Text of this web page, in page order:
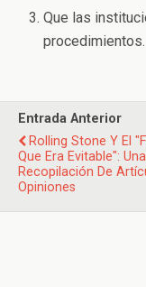
Que las
procedimientos.
Entrada Anterior
Rolling Stone Y El
Que Era Evitable": Una
Recopilación De
Opiniones